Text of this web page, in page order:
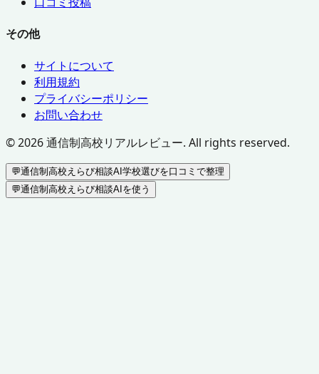
その他
サイトについて
利用規約
プライバシーポリシー
お問い合わせ
©2026通信制高校リアルレビュー. All rights reserved.
💬通信制高校えらび相談AI学校選びを口コミで整理
💬通信制高校えらび相談AIを使う